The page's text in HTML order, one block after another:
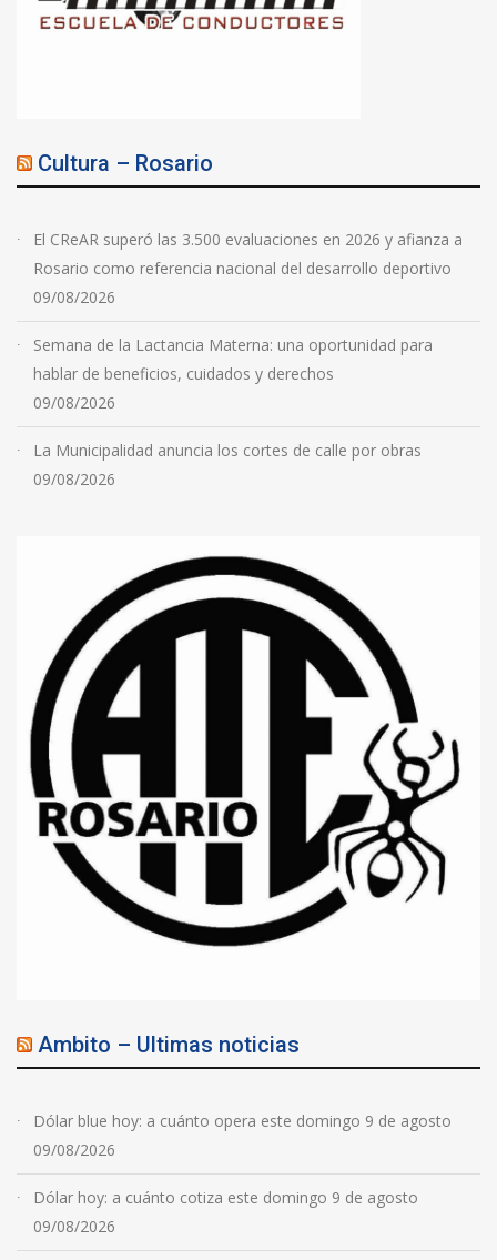
Cultura – Rosario
El CReAR superó las 3.500 evaluaciones en 2026 y afianza a
Rosario como referencia nacional del desarrollo deportivo
09/08/2026
Semana de la Lactancia Materna: una oportunidad para
hablar de beneficios, cuidados y derechos
09/08/2026
La Municipalidad anuncia los cortes de calle por obras
09/08/2026
Ambito – Ultimas noticias
Dólar blue hoy: a cuánto opera este domingo 9 de agosto
09/08/2026
Dólar hoy: a cuánto cotiza este domingo 9 de agosto
09/08/2026